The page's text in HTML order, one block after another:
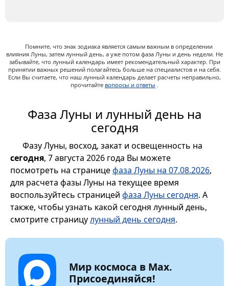
Помните, что знак зодиака является самым важным в определении
влияния Луны, затем лунный день, а уже потом фаза Луны и день недели. Не
забывайте, что лунный календарь имеет рекомендательный характер. При
принятии важных решений полагайтесь больше на специалистов и на себя.
Если Вы считаете, что наш лунный календарь делает расчеты неправильно,
прочитайте вопросы и ответы .
Фаза Луны и лунный день на
сегодня
Фазу Луны, восход, закат и освещенность на
сегодня, 7 августа 2026 года Вы можете
посмотреть на страницефаза Луны на 07.08.2026,
для расчета фазы Луны на текущее время
воспользуйтесь страницей фаза Луны сегодня. А
также, чтобы узнать какой сегодня лунный день,
смотрите страницулунный день сегодня.
Мир космоса в Max.
Присоединяйся!